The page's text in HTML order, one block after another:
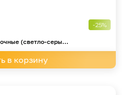
-25%
(светло-серы...
в корзину